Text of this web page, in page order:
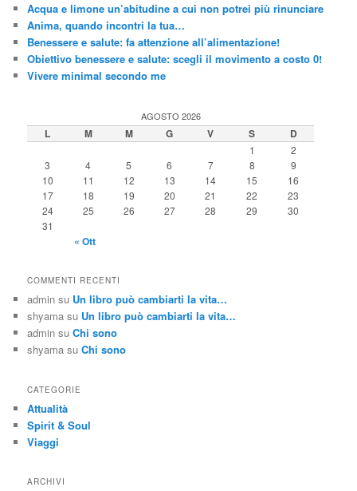
Acqua e limone un’abitudine a cui non potrei più rinunciare
Anima, quando incontri la tua…
Benessere e salute: fa attenzione all’alimentazione!
Obiettivo benessere e salute: scegli il movimento a costo 0!
Vivere minimal secondo me
AGOSTO 2026
L M M G V S D
1
2
3
4 5 6 7 8
9
10
11 12 13 14 15
16
17
18 19 20 21 22
23
24
25 26 27 28 29
30
31
« Ott
COMMENTI RECENTI
admin su Un libro può cambiarti la vita…
shyama su Un libro può cambiarti la vita…
admin suChi sono
shyama suChi sono
CATEGORIE
Attualità
Spirit & Soul
Viaggi
ARCHIVI